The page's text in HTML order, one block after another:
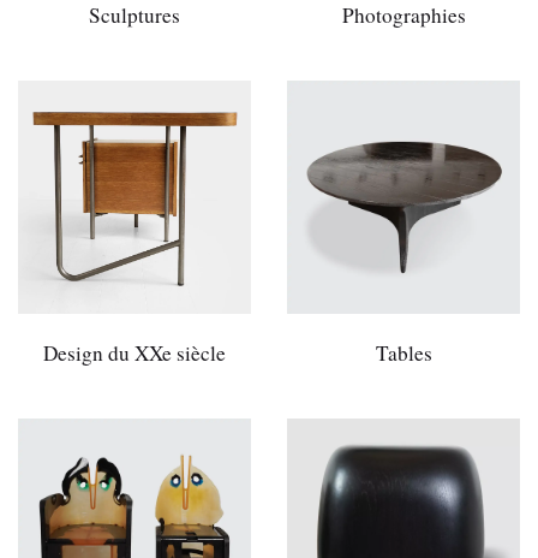
Sculptures Photographies
Design du XXe siècle Tables